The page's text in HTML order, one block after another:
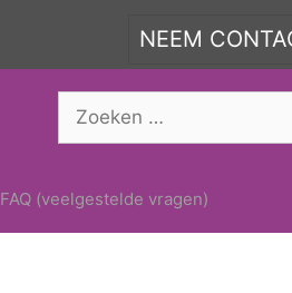
NEEM
naar:
FAQ (veelgestelde vragen)